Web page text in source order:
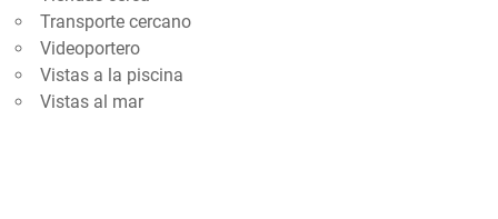
Transporte cercano
Videoportero
Vistas a la piscina
Vistas al mar